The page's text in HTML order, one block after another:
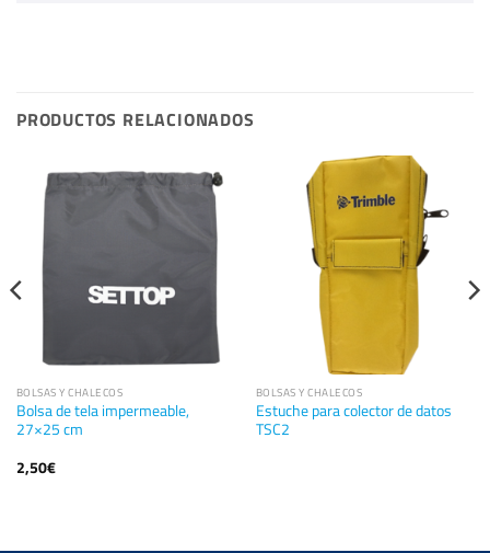
PRODUCTOS RELACIONADOS
BOLSAS Y CHALECOS
Bolsa de tela impermeable,
27×25 cm
2,50€
BOLSAS Y CHALECOS
Estuche para colector de datos
TSC2